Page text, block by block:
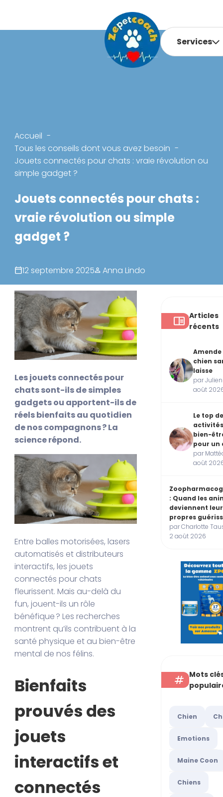
Services
Accueil
Tous les conseils dont vous avez besoin
Jouets connectés pour chats : vraie révolution ou
simple gadget ?
Jouets connectés pour chats :
vraie révolution ou simple
gadget ?
12 septembre 2025 Anna Lindo
Les jouets connectés pour
chats sont-ils de simples
gadgets ou apportent-ils de
réels bienfaits au quotidien
de nos compagnons ? La
science répond.
Entre balles motorisées, lasers
automatisés et distributeurs
interactifs, les jouets
connectés pour chats
fleurissent. Mais au-delà du
fun, jouent-ils un rôle
bénéfique ? Les recherches
montrent qu’ils contribuent à la
santé physique et au bien-être
mental de nos félins.
Bienfaits
prouvés des
jouets
interactifs et
connectés
Articles
récents
Amende
chien
laisse
par
août
Le top
activités
bien-
pour un
par
août
: Quand les
deviennent
propres
par Charlotte
2 août 2026
Mots
Chien
Emotions
Maine Coon
Chiens